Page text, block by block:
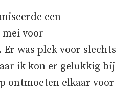
een
voor
Er was plek voor slechts
ik kon er gelukkig bij
ontmoeten elkaar voor